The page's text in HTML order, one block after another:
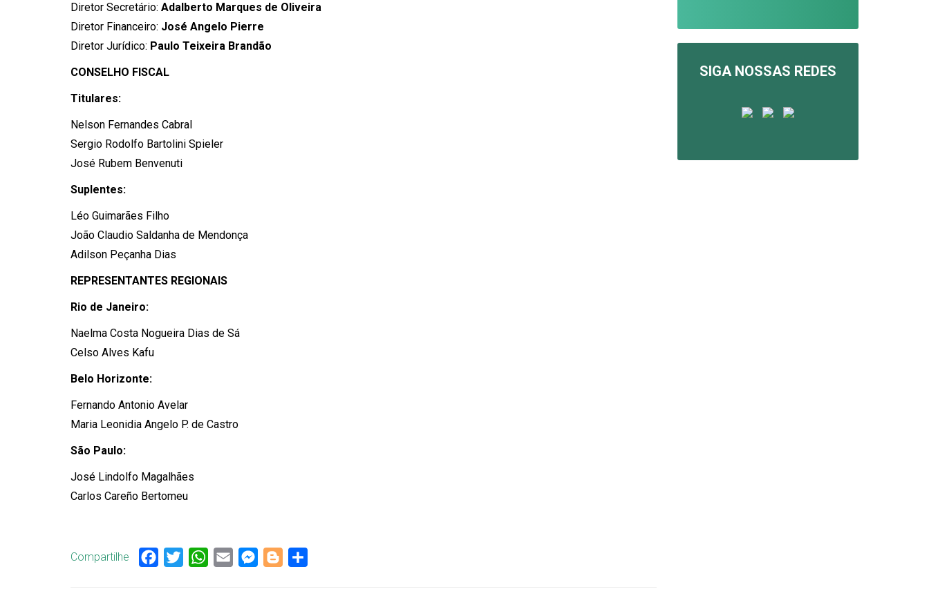
Diretor Secretário: Adalberto Marques de Oliveira
Diretor Financeiro: José Angelo Pierre
Diretor Jurídico: Paulo Teixeira Brandão
CONSELHO FISCAL
Titulares:
Nelson Fernandes Cabral
Sergio Rodolfo Bartolini Spieler
José Rubem Benvenuti
Suplentes:
Léo Guimarães Filho
João Claudio Saldanha de Mendonça
Adilson Peçanha Dias
REPRESENTANTES REGIONAIS
Rio de Janeiro:
Naelma Costa Nogueira Dias de Sá
Celso Alves Kafu
Belo Horizonte:
Fernando Antonio Avelar
Maria Leonidia Angelo P. de Castro
São Paulo:
José Lindolfo Magalhães
Carlos Careño Bertomeu
Compartilhe Facebook
TwitterWhatsApp
Email Messenger
Blogger
SIGA NOSSAS REDES